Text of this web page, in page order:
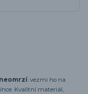
neomrzí: vezmi ho na
Kvalitní materiál,